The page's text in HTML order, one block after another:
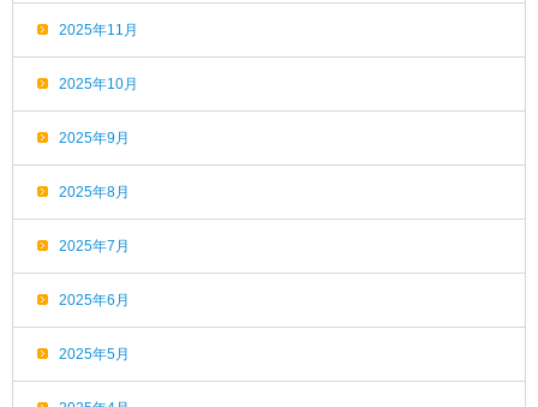
2025年11月
2025年10月
2025年9月
2025年8月
2025年7月
2025年6月
2025年5月